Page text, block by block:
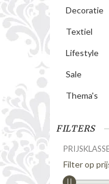
Decoratie
Textiel
Lifestyle
Sale
Thema's
FILTERS
Filter op